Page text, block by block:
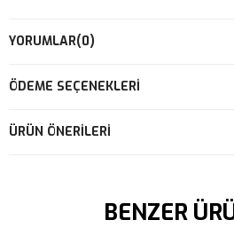
YORUMLAR(0)
ÖDEME SEÇENEKLERI
ÜRÜN ÖNERILERI
BENZER